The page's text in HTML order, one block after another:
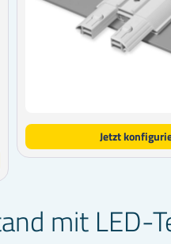
Jetzt
mit LED-